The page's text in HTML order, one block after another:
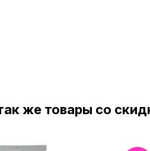
же товары со